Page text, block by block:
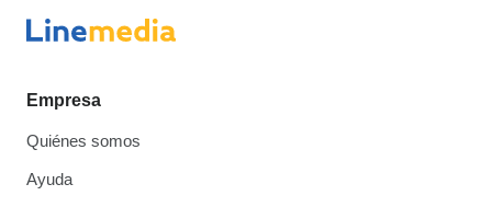
Empresa
Quiénes somos
Ayuda